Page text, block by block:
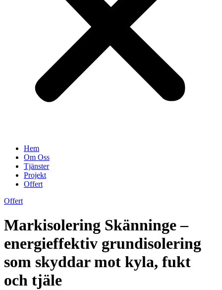
Hem
Om Oss
Tjänster
Projekt
Offert
Offert
Markisolering Skänninge –
energieffektiv grundisolering
som skyddar mot kyla, fukt
och tjäle